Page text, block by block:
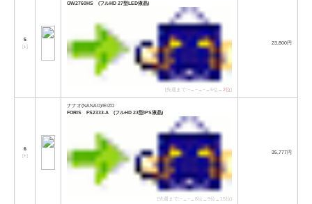
5
[↓]
GW2760HS (フルHD 27型LED液晶)
[先週まで:−→−→−→6位→2位]
23,800円
6
[↑]
ナナオ(NANAO)/EIZO
FORIS FS2333-A (フルHD 23型IPS液晶)
[先週まで:−→−→8位→9位→15位]
35,777円